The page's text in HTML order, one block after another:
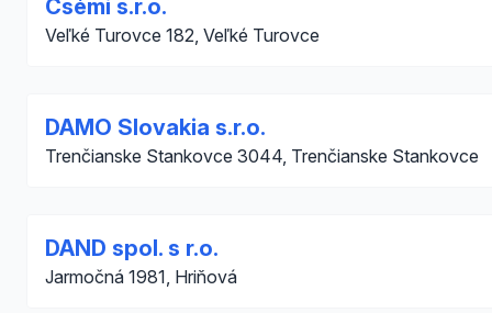
Csémi s.r.o.
Veľké Turovce 182, Veľké Turovce
DAMO Slovakia s.r.o.
Trenčianske Stankovce 3044, Trenčianske Stankovce
DAND spol. s r.o.
Jarmočná 1981, Hriňová